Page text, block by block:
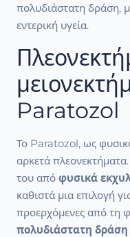
πολυδιάστατη δράση,
εντερική υγεία.
Paratozol
Το Paratozol, ως
αρκετά
του από φυσικά
καθιστά μια επιλογή
προερχόμενες από τη
πολυδιάστατη δράση